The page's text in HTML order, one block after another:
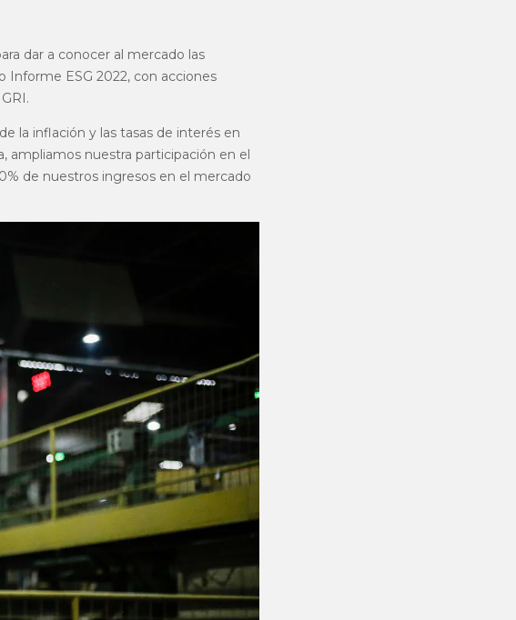
dar a conocer al mercado las
Informe ESG 2022, con acciones
la inflación y las tasas de interés en
ampliamos nuestra participación en el
de nuestros ingresos en el mercado